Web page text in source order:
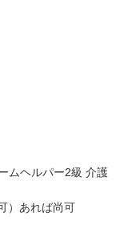
ムヘルパー2級 介護
）あれば尚可